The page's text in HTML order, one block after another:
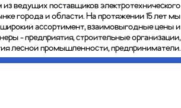
ведущих поставщиков электротехнического
города и области. На протяжении 15 лет мы
ассортимент, взаимовыгодные цены и
- предприятия, строительные организации,
лесной промышленности, предприниматели.